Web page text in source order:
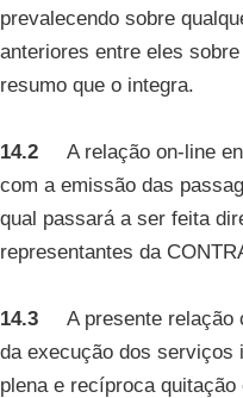
prevalecendo sobre
anteriores entre eles
resumo que o integra.
14.2 A relação on-line
com a emissão das
qual passará a ser feita
representantes da
14.3 A presente relação
da execução dos serviços
plena e recíproca